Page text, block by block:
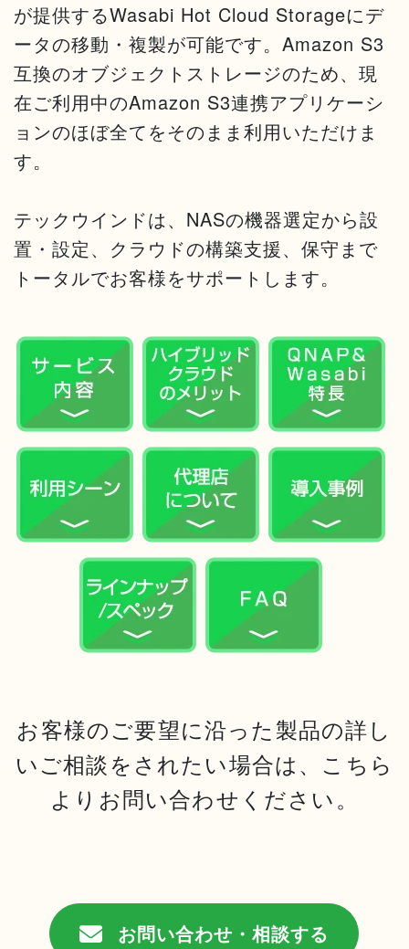
が提供するWasabi Hot Cloud Storageにデ
ータの移動・複製が可能です。Amazon S3
互換のオブジェクトストレージのため、現
在ご利用中のAmazon S3連携アプリケーシ
ョンのほぼ全てをそのまま利用いただけま
す。
テックウインドは、NASの機器選定から設
置・設定、クラウドの構築支援、保守まで
トータルでお客様をサポートします。
お客様のご要望に沿った製品の詳し
いご相談をされたい場合は、こちら
よりお問い合わせください。
お問い合わせ・相談する